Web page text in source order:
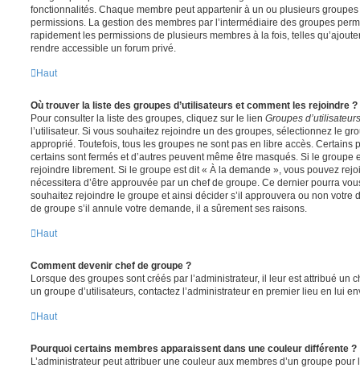
fonctionnalités. Chaque membre peut appartenir à un ou plusieurs
permissions. La gestion des membres par l’intermédiaire des groupes
rapidement les permissions de plusieurs membres à la fois, telles
rendre accessible un forum privé.
Haut
Où trouver la liste des groupes d’utilisateurs et comment les rejoindre ?
Pour consulter la liste des groupes, cliquez sur le lien Groupes d’utilisateurs
l’utilisateur. Si vous souhaitez rejoindre un des groupes, sélectionnez le
approprié. Toutefois, tous les groupes ne sont pas en libre accès. Certains
certains sont fermés et d’autres peuvent même être masqués. Si le groupe
rejoindre librement. Si le groupe est dit « À la demande », vous pouvez
nécessitera d’être approuvée par un chef de groupe. Ce dernier pourra
souhaitez rejoindre le groupe et ainsi décider s’il approuvera ou non votre
de groupe s’il annule votre demande, il a sûrement ses raisons.
Haut
Comment devenir chef de groupe ?
Lorsque des groupes sont créés par l’administrateur, il leur est attribué un
un groupe d’utilisateurs, contactez l’administrateur en premier lieu en lui
Haut
Pourquoi certains membres apparaissent dans une couleur différente ?
L’administrateur peut attribuer une couleur aux membres d’un groupe